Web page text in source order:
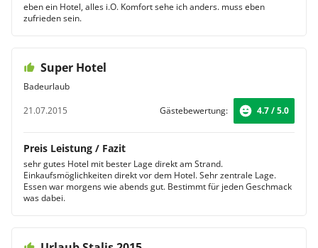
eben ein Hotel, alles i.O. Komfort sehe ich anders. muss eben
zufrieden sein.
Super Hotel
Badeurlaub
21.07.2015
Gästebewertung: 4.7 / 5.0
Preis Leistung / Fazit
sehr gutes Hotel mit bester Lage direkt am Strand.
Einkaufsmöglichkeiten direkt vor dem Hotel. Sehr zentrale Lage.
Essen war morgens wie abends gut. Bestimmt für jeden Geschmack
was dabei.